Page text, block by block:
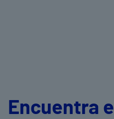
Encuentra el